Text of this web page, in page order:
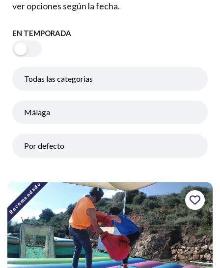
ver opciones según la fecha.
EN TEMPORADA
Recomendado